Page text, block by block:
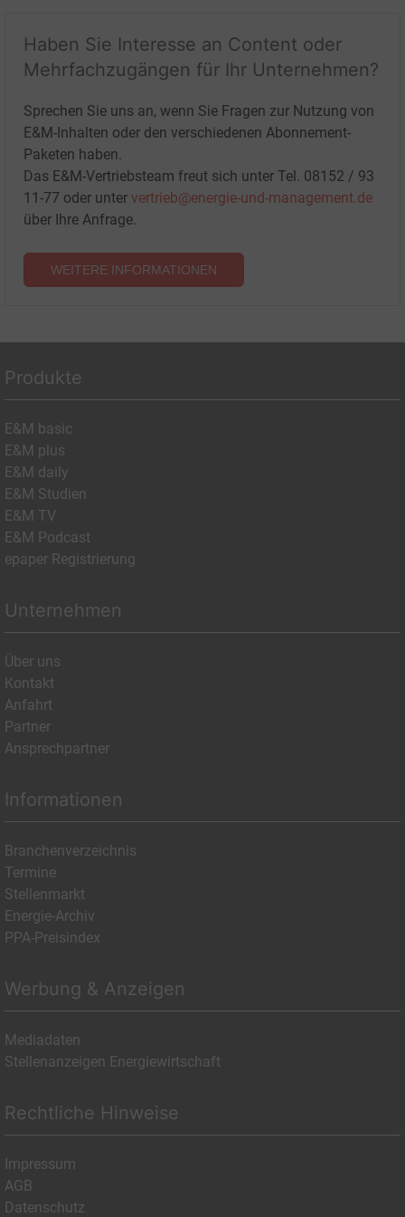
Haben Sie Interesse an Content oder
Mehrfachzugängen für Ihr Unternehmen?
Sprechen Sie uns an, wenn Sie Fragen zur Nutzung von
E&M-Inhalten oder den verschiedenen Abonnement-
Paketen haben.
Das E&M-Vertriebsteam freut sich unter Tel. 08152 / 93
11-77 oder unter vertrieb@energie-und-management.de
über Ihre Anfrage.
WEITERE INFORMATIONEN
Produkte
E&M basic
E&M plus
E&M daily
E&M Studien
E&M TV
E&M Podcast
epaper Registrierung
Unternehmen
Über uns
Kontakt
Anfahrt
Partner
Ansprechpartner
Informationen
Branchenverzeichnis
Termine
Stellenmarkt
Energie-Archiv
PPA-Preisindex
Werbung & Anzeigen
Mediadaten
Stellenanzeigen Energiewirtschaft
Rechtliche Hinweise
Impressum
AGB
Datenschutz